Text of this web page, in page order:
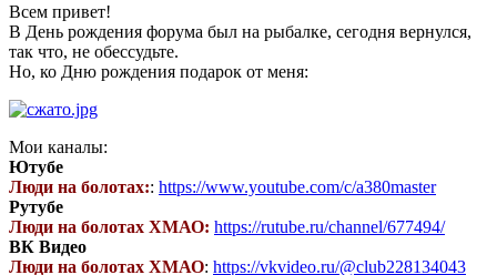
Всем привет!
В День рождения форума был на рыбалке, сегодня вернулся,
так что, не обессудьте.
Но, ко Дню рождения подарок от меня:
Мои каналы:
Ютубе
Люди на болотах:: https://www.youtube.com/c/a380master
Рутубе
Люди на болотах ХМАО: https://rutube.ru/channel/677494/
ВК Видео
Люди на болотах ХМАО: https://vkvideo.ru/@club228134043